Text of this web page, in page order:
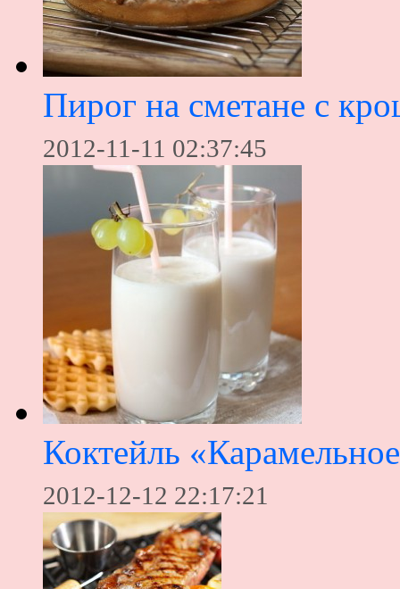
Пирог на сметане с
2012-11-11 02:37:45
Коктейль
2012-12-12 22:17:21